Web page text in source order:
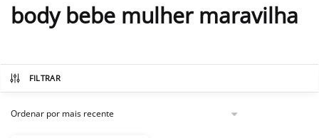
body bebe mulher maravilha
FILTRAR